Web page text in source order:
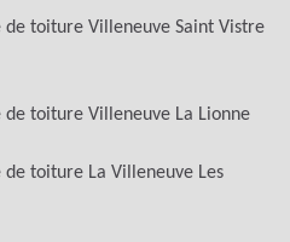
de toiture Villeneuve Saint Vistre
de toiture Villeneuve La Lionne
de toiture La Villeneuve Les